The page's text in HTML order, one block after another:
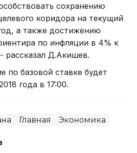
сохранению
коридора на текущий
а также достижению
по инфляции в 4% к
рассказал Д.Акишев.
по базовой ставке будет
года в 17:00.
Главная Экономика